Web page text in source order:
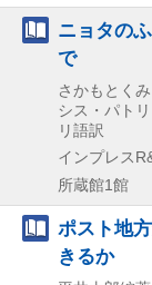
ニョタの
で
さかもとく
シス・パト
リ語訳
インプレス
所蔵館1館
ポスト地
きるか